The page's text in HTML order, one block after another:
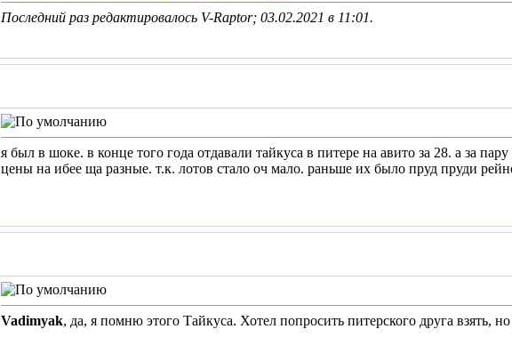
Последний раз редактировалось V-Raptor; 03.02.2021 в 11:01.
я был в шоке. в конце того года отдавали тайкуса в питере на авито за 28. а за
цены на ибее ща разные. т.к. лотов стало оч мало. раньше их было пруд пруди
Vadimyak, да, я помню этого Тайкуса. Хотел попросить питерского друга взять,